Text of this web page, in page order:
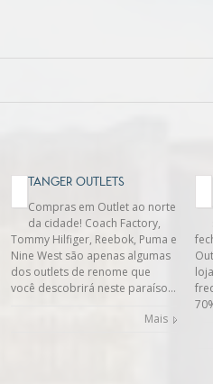
TANGER OUTLETS
Compras em Outlet ao norte
da cidade! Coach Factory,
Tommy Hilfiger, Reebok, Puma e
Nine West são apenas algumas
dos outlets de renome que
você descobrirá neste paraíso…
Mais